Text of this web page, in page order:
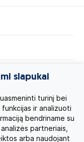
slapukai
turinį bei
ir analizuoti
bendriname su
partneriais,
arba naudojant